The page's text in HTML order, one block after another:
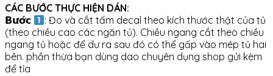
CÁC BƯỚC THỰC HIỆN DÁN:
𝗕𝘂̛𝗼̛́𝗰
: Đo và cắt tấm decal theo kích thước thật của tủ
(theo chiều cao các ngăn tủ). Chiều ngang cắt theo chiều
ngang tủ hoặc để dư ra sau đó có thể gấp vào mép tủ hai
bên. phần thừa bạn dùng dao chuyên dụng shop gửi kèm
để tỉa